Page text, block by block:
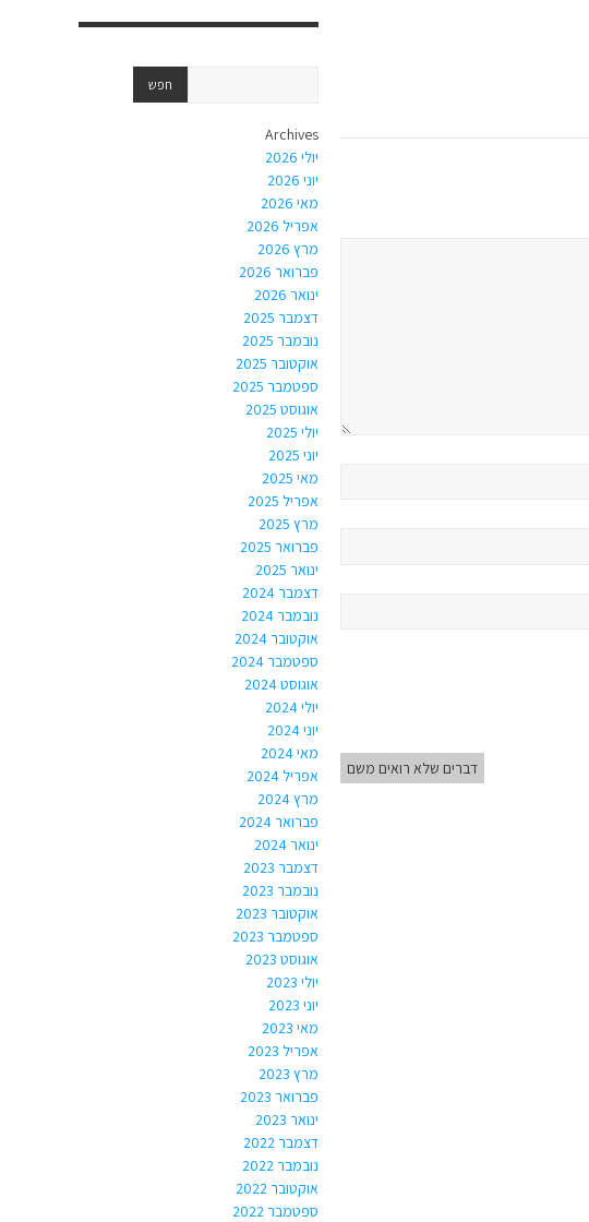
דברים שלא רואים משם
Archives
יולי 2026
יוני 2026
מאי 2026
אפריל 2026
מרץ 2026
פברואר 2026
ינואר 2026
דצמבר 2025
נובמבר 2025
אוקטובר 2025
ספטמבר 2025
אוגוסט 2025
יולי 2025
יוני 2025
מאי 2025
אפריל 2025
מרץ 2025
פברואר 2025
ינואר 2025
דצמבר 2024
נובמבר 2024
אוקטובר 2024
ספטמבר 2024
אוגוסט 2024
יולי 2024
יוני 2024
מאי 2024
אפריל 2024
מרץ 2024
פברואר 2024
ינואר 2024
דצמבר 2023
נובמבר 2023
אוקטובר 2023
ספטמבר 2023
אוגוסט 2023
יולי 2023
יוני 2023
מאי 2023
אפריל 2023
מרץ 2023
פברואר 2023
ינואר 2023
דצמבר 2022
נובמבר 2022
אוקטובר 2022
ספטמבר 2022